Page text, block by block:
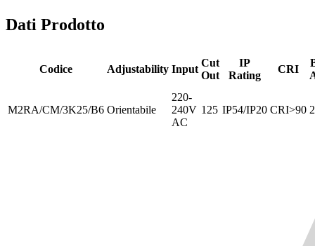
Dati Prodotto
Codice Adjustability Input
Cut
Out
IP
Rating
CRI
M2RA/CM/3K25/B6 Orientabile
220-
240V
AC
125 IP54/IP20 CRI>90